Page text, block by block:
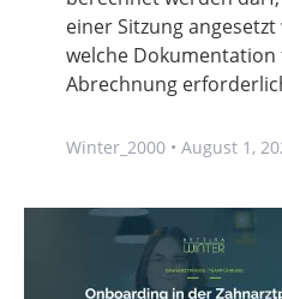
einer Sitzung
welche
Abrechnung
Winter_2000 August 1,